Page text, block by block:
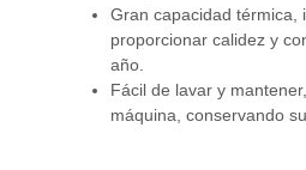
Gran capacidad térmica,
proporcionar calidez y
año.
Fácil de lavar y
máquina, conservando